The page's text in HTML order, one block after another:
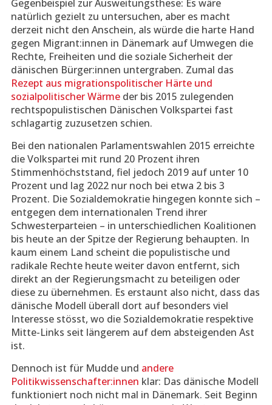
Gegenbeispiel zur Ausweitungsthese: Es wäre
natürlich gezielt zu untersuchen, aber es macht
derzeit nicht den Anschein, als würde die harte Hand
gegen Migrant:innen in Dänemark auf Umwegen die
Rechte, Freiheiten und die soziale Sicherheit der
dänischen Bürger:innen untergraben. Zumal das
Rezept aus migrationspolitischer Härte und
sozialpolitischer Wärmeder bis 2015 zulegenden
rechtspopulistischen Dänischen Volkspartei fast
schlagartig zuzusetzen schien.
Bei den nationalen Parlamentswahlen 2015 erreichte
die Volkspartei mit rund 20 Prozent ihren
Stimmenhöchststand, fiel jedoch 2019 auf unter 10
Prozent und lag 2022 nur noch bei etwa 2 bis 3
Prozent. Die Sozialdemokratie hingegen konnte sich –
entgegen dem internationalen Trend ihrer
Schwesterparteien – in unterschiedlichen Koalitionen
bis heute an der Spitze der Regierung behaupten. In
kaum einem Land scheint die populistische und
radikale Rechte heute weiter davon entfernt, sich
direkt an der Regierungsmacht zu beteiligen oder
diese zu übernehmen. Es erstaunt also nicht, dass das
dänische Modell überall dort auf besonders viel
Interesse stösst, wo die Sozialdemokratie respektive
Mitte-Links seit längerem auf dem absteigenden Ast
ist.
Dennoch ist für Mudde und andere
Politikwissenschafter:innen klar: Das dänische Modell
funktioniert noch nicht mal in Dänemark. Seit Beginn